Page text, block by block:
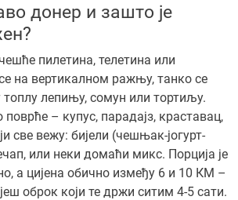
донер и зашто је
пилетина, телетина или
на вертикалном ражњу, танко се
топлу лепињу, сомун или тортиљу.
поврће – купус, парадајз, краставац,
све вежу: бијели (чешњак-јогурт-
или неки домаћи микс. Порција је
а цијена обично између 6 и 10 КМ –
оброк који те држи ситим 4-5 сати.